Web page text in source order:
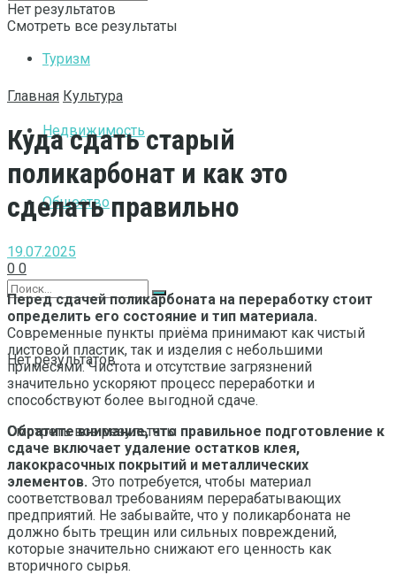
Туризм
Недвижимость
Общество
Нет результатов
Смотреть все результаты
Нет результатов
Смотреть все результаты
Главная Культура
Куда сдать старый
поликарбонат и как это
сделать правильно
19.07.2025
0 0
Перед сдачей поликарбоната на переработку стоит
определить его состояние и тип материала.
Современные пункты приёма принимают как чистый
листовой пластик, так и изделия с небольшими
примесями. Чистота и отсутствие загрязнений
значительно ускоряют процесс переработки и
способствуют более выгодной сдаче.
Обратите внимание, что правильное подготовление к
сдаче включает удаление остатков клея,
лакокрасочных покрытий и металлических
элементов. Это потребуется, чтобы материал
соответствовал требованиям перерабатывающих
предприятий. Не забывайте, что у поликарбоната не
должно быть трещин или сильных повреждений,
которые значительно снижают его ценность как
вторичного сырья.